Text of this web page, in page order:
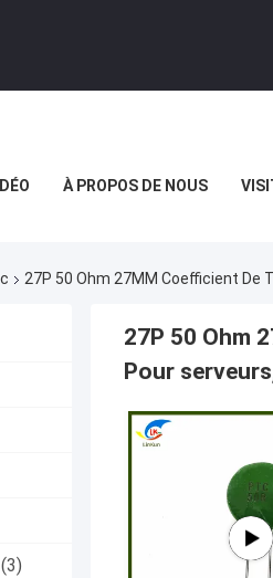
À PROPOS DE NOUS
27P 50 Ohm 27MM Coefficient
(3)
27P 50 Ohm
Pour